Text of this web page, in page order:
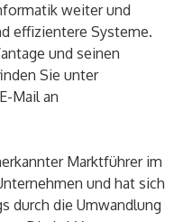
weiter und
effizientere Systeme.
und seinen
Sie unter
Mail an
Marktführer im
und hat sich
durch die Umwandlung